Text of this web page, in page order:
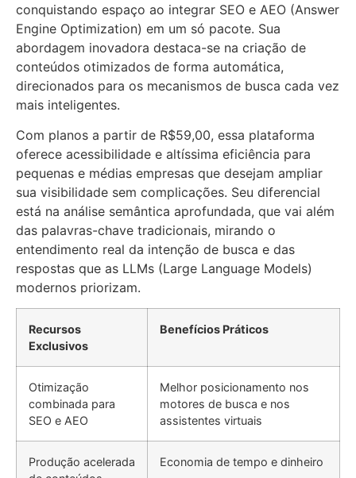
conquistando espaço ao integrar SEO e AEO (Answer
Engine Optimization) em um só pacote. Sua
abordagem inovadora destaca-se na criação de
conteúdos otimizados de forma automática,
direcionados para os mecanismos de busca cada vez
mais inteligentes.
Com planos a partir de R$59,00, essa plataforma
oferece acessibilidade e altíssima eficiência para
pequenas e médias empresas que desejam ampliar
sua visibilidade sem complicações. Seu diferencial
está na análise semântica aprofundada, que vai além
das palavras-chave tradicionais, mirando o
entendimento real da intenção de busca e das
respostas que as LLMs (Large Language Models)
modernos priorizam.
Recursos
Exclusivos
Benefícios Práticos
Otimização
combinada para
SEO e AEO
Melhor posicionamento nos
motores de busca e nos
assistentes virtuais
Produção acelerada
Economia de tempo e dinheiro